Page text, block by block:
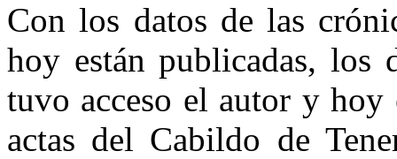
Con los datos de las
hoy están publicadas, los
tuvo acceso el autor y hoy
actas del Cabildo de